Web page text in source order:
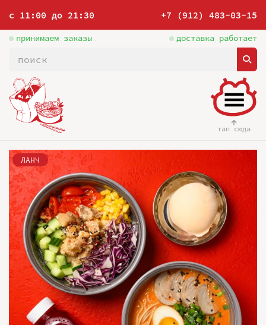
с 11:00 до 21:30 +7 (912) 483-03-15
принимаем заказы доставка работает
тап сюда
ЛАНЧ